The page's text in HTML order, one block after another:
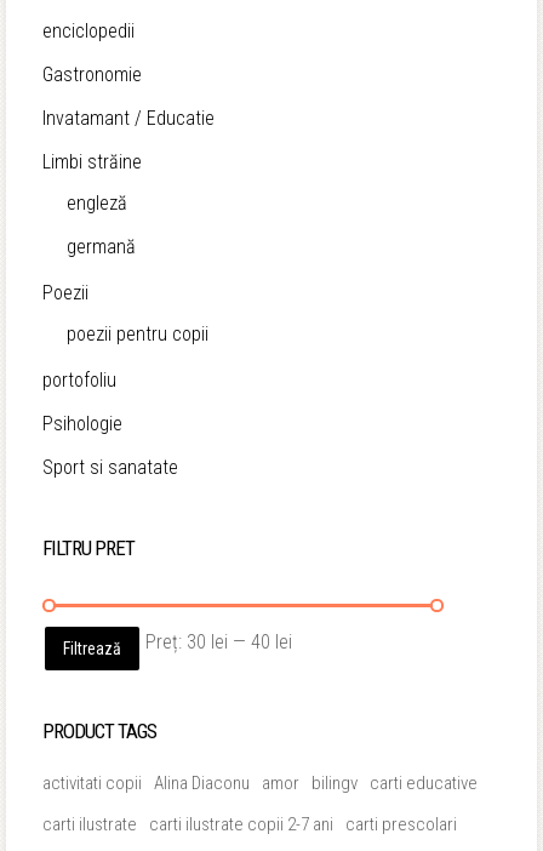
enciclopedii
Gastronomie
Invatamant / Educatie
Limbi străine
engleză
germană
Poezii
poezii pentru copii
portofoliu
Psihologie
Sport si sanatate
FILTRU PRET
Preț
Preț
Filtrează Preț: 30 lei — 40 lei
PRODUCT TAGS
activitati copii Alina Diaconu amor bilingv
carti educative
carti ilustrate
carti ilustrate copii 2-7 ani
carti prescolari